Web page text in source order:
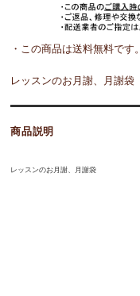
・この商品は送料無料です。
レッスンのお月謝、月謝袋
商品説明
レッスンのお月謝、月謝袋